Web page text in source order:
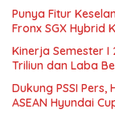
Punya Fitur
Fronx SGX Hybrid
Kinerja Semester I
Triliun dan Laba
Dukung PSSI
ASEAN Hyundai